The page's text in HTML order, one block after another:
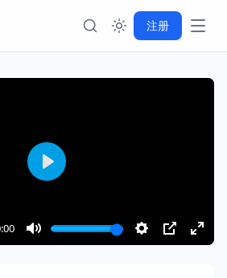
注册
Play